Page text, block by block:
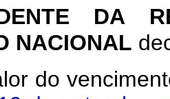
DA
NACIONAL
do